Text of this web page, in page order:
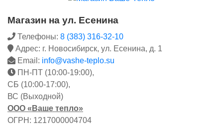
Магазин на ул. Есенина
Телефоны: 8 (383) 316-32-10
Адрес: г. Новосибирск, ул. Есенина, д. 1
Email: info@vashe-teplo.su
ПН-ПТ (10:00-19:00),
СБ (10:00-17:00),
ВС (Выходной)
ООО «Ваше тепло»
ОГРН: 1217000004704